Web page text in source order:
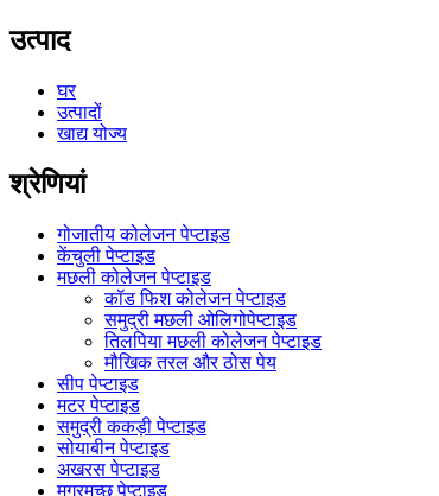
उत्पाद
घर
उत्पादों
खाद्य योज्य
श्रेणियां
गोजातीय कोलेजन पेप्टाइड
केंचुली पेप्टाइड
मछली कोलेजन पेप्टाइड
कॉड फिश कोलेजन पेप्टाइड
समुद्री मछली ओलिगोपेप्टाइड
तिलपिया मछली कोलेजन पेप्टाइड
मौखिक तरल और ठोस पेय
सीप पेप्टाइड
मटर पेप्टाइड
समुद्री ककड़ी पेप्टाइड
सोयाबीन पेप्टाइड
अखरस पेप्टाइड
मगरमच्छ पेप्टाइड